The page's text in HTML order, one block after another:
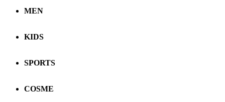
MEN
KIDS
SPORTS
COSME